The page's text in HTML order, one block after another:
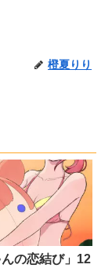
橙夏りり
んの恋結び」12